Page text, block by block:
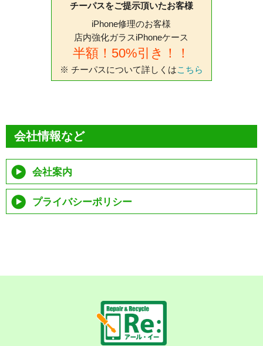
チーパスをご提示頂いたお客様
iPhone修理のお客様
店内強化ガラスiPhoneケース
半額！50%引き！！
※ チーパスについて詳しくはこちら
会社情報など
会社案内
プライバシーポリシー